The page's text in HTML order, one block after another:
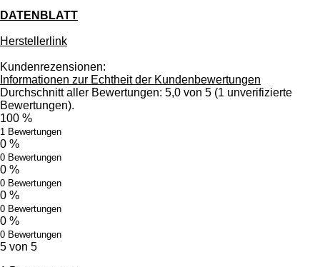
DATENBLATT
Herstellerlink
Kundenrezensionen:
Informationen zur Echtheit der Kundenbewertungen
Durchschnitt aller Bewertungen: 5,0 von 5 (1 unverifizierte
Bewertungen).
100 %
1 Bewertungen
0 %
0 Bewertungen
0 %
0 Bewertungen
0 %
0 Bewertungen
0 %
0 Bewertungen
5 von 5